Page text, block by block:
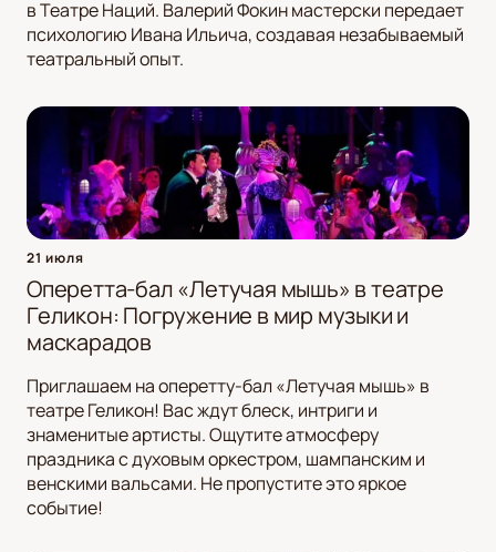
в Театре Наций. Валерий Фокин мастерски передает
психологию Ивана Ильича, создавая незабываемый
театральный опыт.
21 июля
Оперетта-бал «Летучая мышь» в театре
Геликон: Погружение в мир музыки и
маскарадов
Приглашаем на оперетту-бал «Летучая мышь» в
театре Геликон! Вас ждут блеск, интриги и
знаменитые артисты. Ощутите атмосферу
праздника с духовым оркестром, шампанским и
венскими вальсами. Не пропустите это яркое
событие!